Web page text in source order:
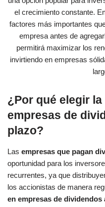
el crecimiento constante.
factores más importantes
empresa antes de
permitirá maximizar los
invirtiendo en empresas
¿Por qué elegir
empresas de
plazo?
Las empresas que pagan
oportunidad para los
recurrentes, ya que
los accionistas de manera
en empresas de dividendos